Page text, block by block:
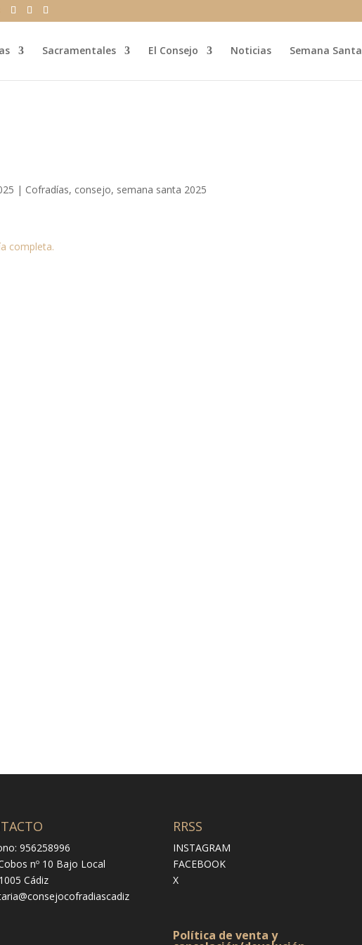
Sacramentales El Consejo Noticias Semana Santa
| Cofradías, consejo, semana santa 2025
completa.
956258996
nº 10 Bajo Local
Cádiz
RRSS
INSTAGRAM
FACEBOOK
X
Política de venta y